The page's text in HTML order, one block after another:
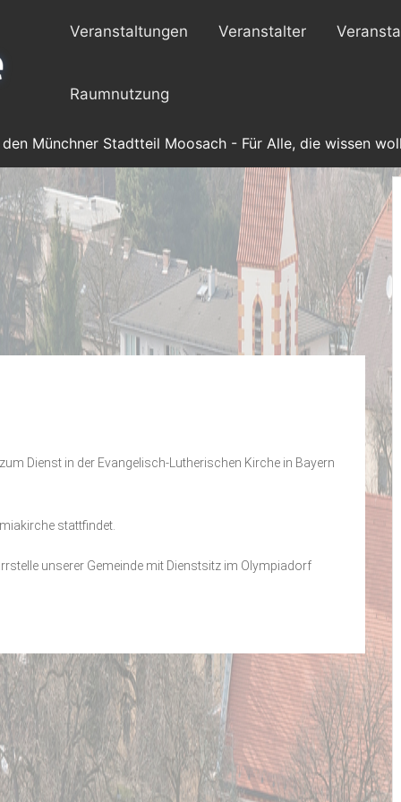
Veranstaltungen Veranstalter
Raumnutzung
Münchner Stadtteil Moosach - Für Alle, die wissen
Dienst in der Evangelisch-Lutherischen Kirche in Bayern
stattfindet.
unserer Gemeinde mit Dienstsitz im Olympiadorf